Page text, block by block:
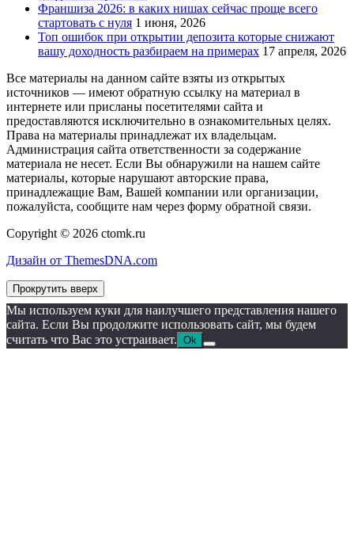
Франшиза 2026: в каких нишах сейчас проще всего
стартовать с нуля 1 июня, 2026
Топ ошибок при открытии депозита которые снижают
вашу доходность разбираем на примерах 17 апреля, 2026
Все материалы на данном сайте взяты из открытых
источников — имеют обратную ссылку на материал в
интернете или присланы посетителями сайта и
предоставляются исключительно в ознакомительных целях.
Права на материалы принадлежат их владельцам.
Администрация сайта ответственности за содержание
материала не несет. Если Вы обнаружили на нашем сайте
материалы, которые нарушают авторские права,
принадлежащие Вам, Вашей компании или организации,
пожалуйста, сообщите нам через форму обратной связи.
Copyright © 2026 ctomk.ru
Дизайн от ThemesDNA.com
Прокрутить вверх
Мы используем куки для наилучшего представления нашего
сайта. Если Вы продолжите использовать сайт, мы будем
считать что Вас это устраивает. Ok